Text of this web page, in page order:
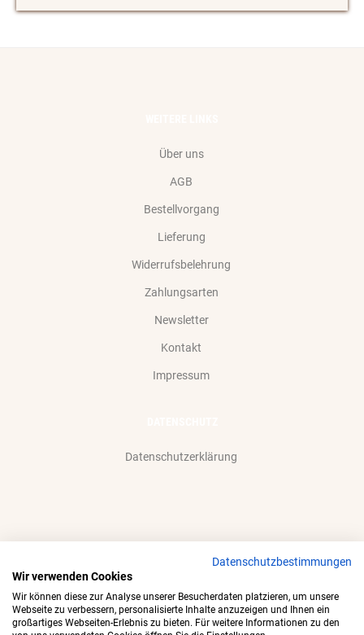
Über uns
AGB
Bestellvorgang
Lieferung
Widerrufsbelehrung
Zahlungsarten
Newsletter
Kontakt
Impressum
Datenschutzerklärung
Wir akzeptieren gerne:
Datenschutzbestimmungen
Wir verwenden Cookies
Wir können diese zur Analyse unserer Besucherdaten platzieren, um unsere
Webseite zu verbessern, personalisierte Inhalte anzuzeigen und Ihnen ein
großartiges Webseiten-Erlebnis zu bieten. Für weitere Informationen zu den